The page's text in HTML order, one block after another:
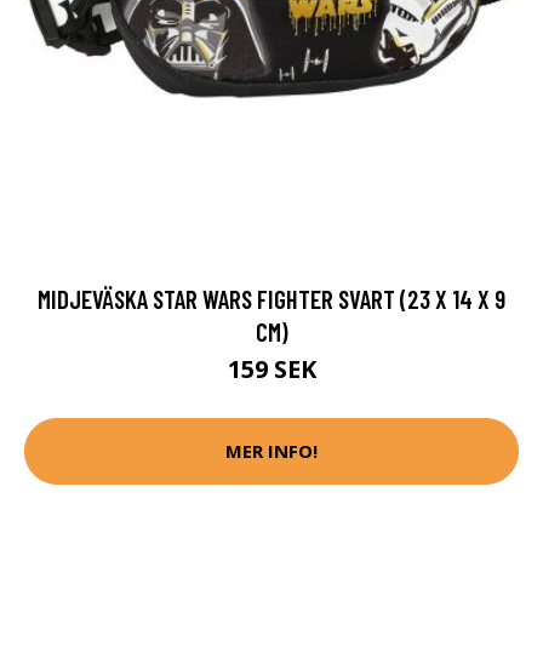
MIDJEVÄSKA STAR WARS FIGHTER SVART (23 X 14 X 9
CM)
159 SEK
MER INFO!